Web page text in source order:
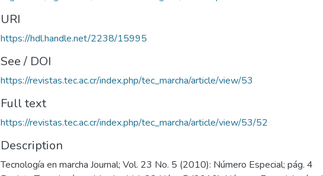
URI
https://hdl.handle.net/2238/15995
See / DOI
https://revistas.tec.ac.cr/index.php/tec_marcha/article/view/53
Full text
https://revistas.tec.ac.cr/index.php/tec_marcha/article/view/53/52
Description
Tecnología en marcha Journal; Vol. 23 No. 5 (2010): Número Especial; pág. 4